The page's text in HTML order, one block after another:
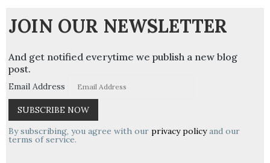
JOIN OUR NEWSLETTER
And get notified everytime we publish a new blog
post.
Email Address
By subscribing, you agree with our privacy policyand our
terms of service.